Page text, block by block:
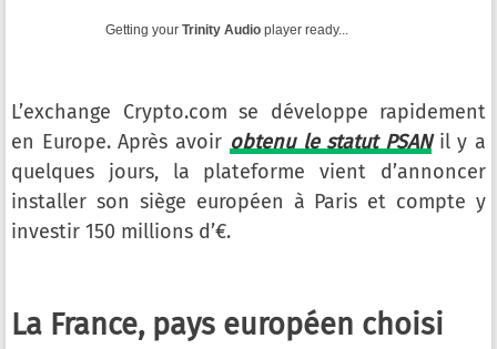
Getting your Trinity Audio player ready...
L’exchange Crypto.com se développe rapidement
en Europe. Après avoir obtenu le statut PSANil y a
quelques jours, la plateforme vient d’annoncer
installer son siège européen à Paris et compte y
investir 150 millions d’€.
La France, pays européen choisi